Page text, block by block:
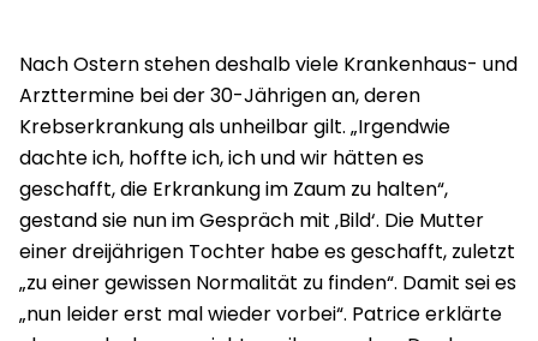
Nach Ostern stehen deshalb viele Krankenhaus- und
Arzttermine bei der 30-Jährigen an, deren
Krebserkrankung als unheilbar gilt. „Irgendwie
dachte ich, hoffte ich, ich und wir hätten es
geschafft, die Erkrankung im Zaum zu halten“,
gestand sie nun im Gespräch mit ‚Bild‘. Die Mutter
einer dreijährigen Tochter habe es geschafft, zuletzt
„zu einer gewissen Normalität zu finden“. Damit sei es
„nun leider erst mal wieder vorbei“. Patrice erklärte